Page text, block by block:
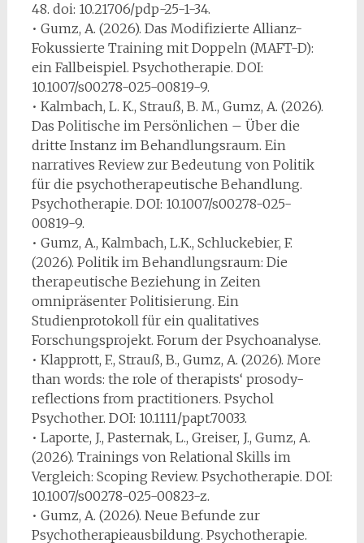
48. doi: 10.21706/pdp-25-1-34.
• Gumz, A. (2026). Das Modifizierte Allianz-
Fokussierte Training mit Doppeln (MAFT-D):
ein Fallbeispiel. Psychotherapie. DOI:
10.1007/s00278-025-00819-9.
• Kalmbach, L. K., Strauß, B. M., Gumz, A. (2026).
Das Politische im Persönlichen – Über die
dritte Instanz im Behandlungsraum. Ein
narratives Review zur Bedeutung von Politik
für die psychotherapeutische Behandlung.
Psychotherapie. DOI: 10.1007/s00278-025-
00819-9.
• Gumz, A., Kalmbach, L.K., Schluckebier, F.
(2026). Politik im Behandlungsraum: Die
therapeutische Beziehung in Zeiten
omnipräsenter Politisierung. Ein
Studienprotokoll für ein qualitatives
Forschungsprojekt. Forum der Psychoanalyse.
• Klapprott, F., Strauß, B., Gumz, A. (2026). More
than words: the role of therapists‘ prosody-
reflections from practitioners. Psychol
Psychother. DOI: 10.1111/papt.70033.
• Laporte, J., Pasternak, L., Greiser, J., Gumz, A.
(2026). Trainings von Relational Skills im
Vergleich: Scoping Review. Psychotherapie. DOI:
10.1007/s00278-025-00823-z.
• Gumz, A. (2026). Neue Befunde zur
Psychotherapieausbildung. Psychotherapie.